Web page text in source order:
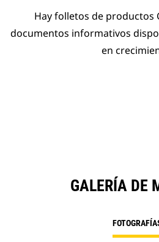
Hay folletos de productos
documentos informativos
en
GALERÍA DE